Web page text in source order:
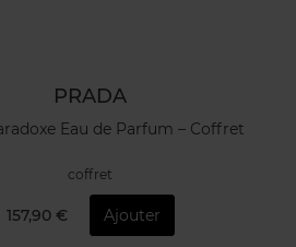
PRADA
Eau de Parfum – Coffret
coffret
157,90 € Ajouter